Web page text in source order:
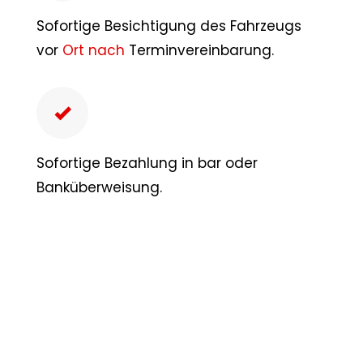
Sofortige Besichtigung des Fahrzeugs
vor Ort nach Terminvereinbarung.
Sofortige Bezahlung in bar oder
Banküberweisung.